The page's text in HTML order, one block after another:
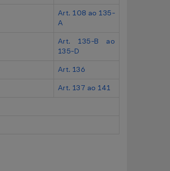
Art. 108 ao 135-
A
Art. 135-B ao
135-D
Art. 136
Art. 137 ao 141